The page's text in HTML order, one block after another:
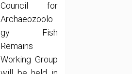
Council for
Archaeozoolo
gy Fish
Remains
Working Group